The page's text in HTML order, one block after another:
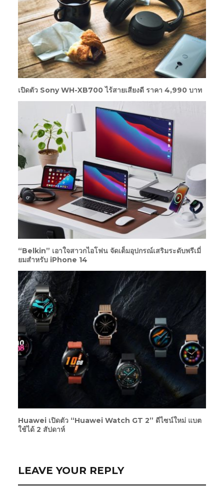
เปิดตัว Sony WH-XB700 ไร้สายเสียงดี ราคา 4,990 บาท
“Belkin” เอาใจสาวกไอโฟน จัดเต็มอุปกรณ์เสริมระดับพรีเมี่
ยมสำหรับ iPhone 14
Huawei เปิดตัว “Huawei Watch GT 2” ดีไซน์ใหม่ แบต
ใช้ได้ 2 สัปดาห์
LEAVE YOUR REPLY